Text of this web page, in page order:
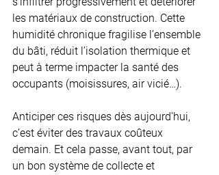
les matériaux de construction. Cette
humidité chronique fragilise l’ensemble
du bâti, réduit l’isolation thermique et
peut à terme impacter la santé des
occupants (moisissures, air vicié…).
Anticiper ces risques dès aujourd’hui,
c’est éviter des travaux coûteux
demain. Et cela passe, avant tout, par
un bon système de collecte et